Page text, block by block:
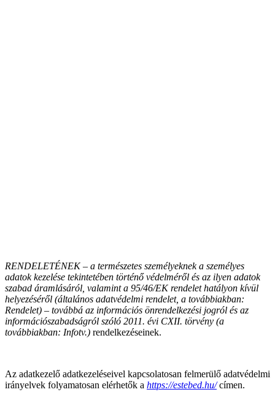
RENDELETÉNEK – a természetes személyeknek a személyes
adatok kezelése tekintetében történő védelméről és az ilyen adatok
szabad áramlásáról, valamint a 95/46/EK rendelet hatályon kívül
helyezéséről (általános adatvédelmi rendelet, a továbbiakban:
Rendelet) – továbbá az információs önrendelkezési jogról és az
információszabadságról szóló 2011. évi CXII. törvény (a
továbbiakban: Infotv.) rendelkezéseinek.
Az adatkezelő adatkezeléseivel kapcsolatosan felmerülő adatvédelmi
irányelvek folyamatosan elérhetők a https://estebed.hu/címen.